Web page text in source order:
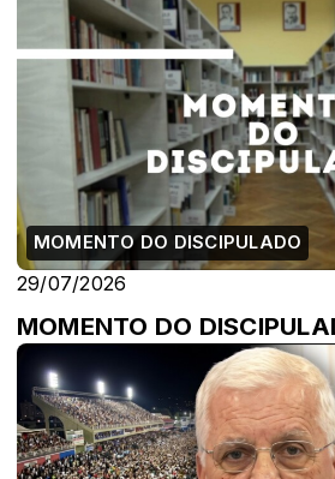
MOMENTO DO DISCIPULADO
29/07/2026
MOMENTO DO